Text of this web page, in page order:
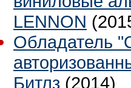
LENNON
Обладатель
Битлз (2014)